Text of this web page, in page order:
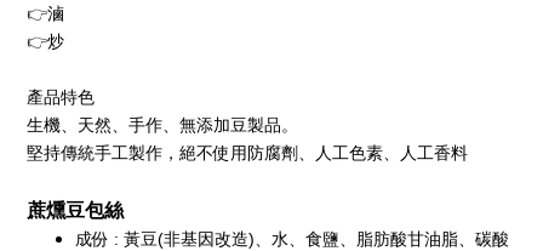
👉滷
👉炒
產品特色
生機、天然、手作、無添加豆製品。
堅持傳統手工製作，絕不使用防腐劑、人工色素、人工香料
蔗燻豆包絲
成份 : 黃豆(非基因改造)、水、食鹽、脂肪酸甘油脂、碳酸